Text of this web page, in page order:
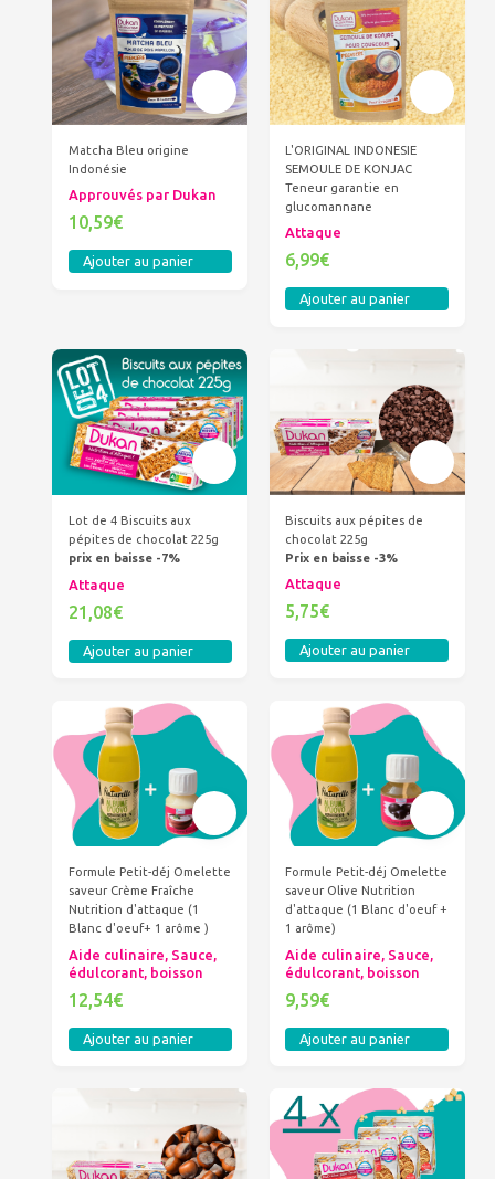
Matcha Bleu origine
Indonésie
Approuvés par Dukan
10,59€
Ajouter au panier
L'ORIGINAL INDONESIE
SEMOULE DE KONJAC
Teneur garantie en
glucomannane
Attaque
6,99€
Ajouter au panier
Lot de 4 Biscuits aux
pépites de chocolat 225g
prix en baisse -7%
Attaque
21,08€
Ajouter au panier
Biscuits aux pépites de
chocolat 225g
Prix en baisse -3%
Attaque
5,75€
Ajouter au panier
Formule Petit-déj Omelette
saveur Crème Fraîche
Nutrition d'attaque (1
Blanc d'oeuf+ 1 arôme )
Aide culinaire, Sauce,
édulcorant, boisson
12,54€
Ajouter au panier
Formule Petit-déj Omelette
saveur Olive Nutrition
d'attaque (1 Blanc d'oeuf +
1 arôme)
Aide culinaire, Sauce,
édulcorant, boisson
9,59€
Ajouter au panier